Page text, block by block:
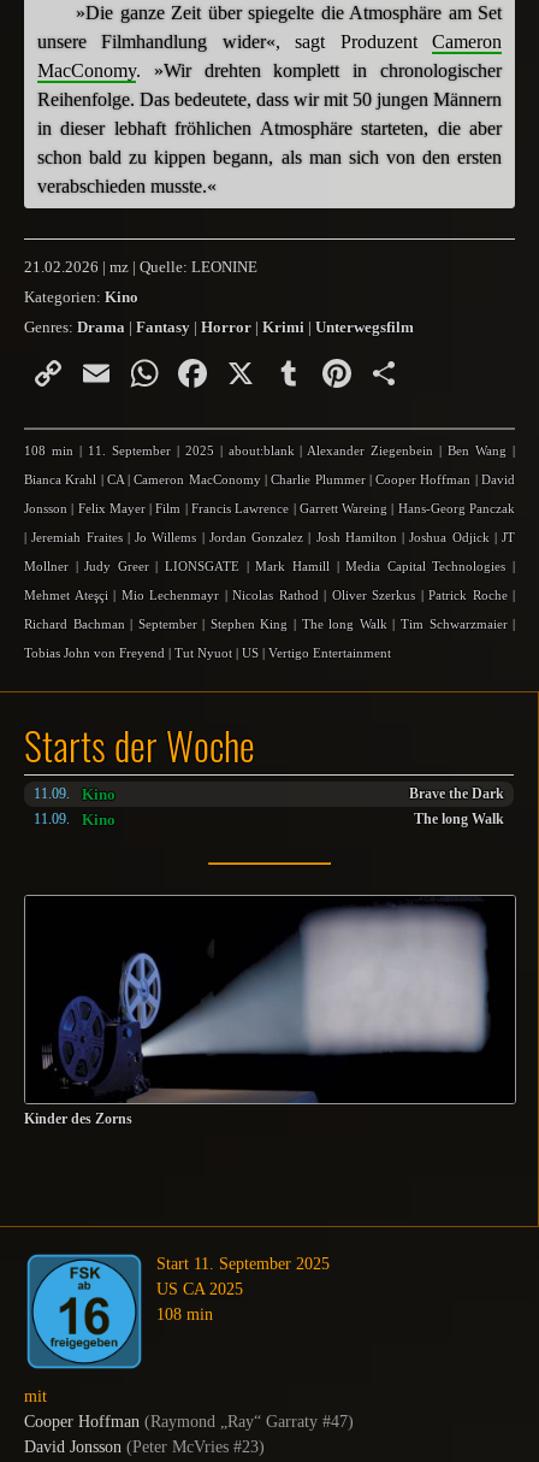
Starts der Woche
Brave the Dark
Kino
11.09.
The long Walk
Kino
11.09.
Kinder des Zorns
»Die ganze Zeit über spiegelte die Atmosphäre am Set
unsere Filmhandlung wider«, sagt ProduzentCameron
MacConomy. »Wir drehten komplett in chronologischer
Reihenfolge. Das bedeutete, dass wir mit 50 jungen Männern
in dieser lebhaft fröhlichen Atmosphäre starteten, die aber
schon bald zu kippen begann, als man sich von den ersten
verabschieden musste.«
21.02.2026 | mz | Quelle: LEONINE
Kategorien: Kino
Genres: Drama Fantasy Horror Krimi Unterwegsfilm
CopyEmailWhatsApp
Facebook
X TumblrPinterest
108 min 11. September| 2025 about:blank Alexander Ziegenbein |Ben Wang
Bianca Krahl
CA|Cameron MacConomy|Charlie Plummer|Cooper Hoffman |David
Jonsson
Felix Mayer|Film |Francis Lawrence Garrett Wareing
Hans-Georg Panczak
|Jeremiah Fraites| Jo Willems Jordan Gonzalez Josh Hamilton |Joshua Odjick
JT
Mollner |Judy Greer|LIONSGATE |Mark Hamill |Media Capital Technologies
Mehmet Ateşçi
Mio Lechenmayr Nicolas Rathod Oliver Szerkus Patrick Roche|
Richard Bachman
September| Stephen King The long Walk Tim Schwarzmaier|
Tobias John von Freyend
Tut Nyuot US Vertigo Entertainment
Start 11. September 2025
US CA 2025
108 min
mit
Cooper Hoffman (Raymond „Ray“ Garraty #47)
David Jonsson (Peter McVries #23)